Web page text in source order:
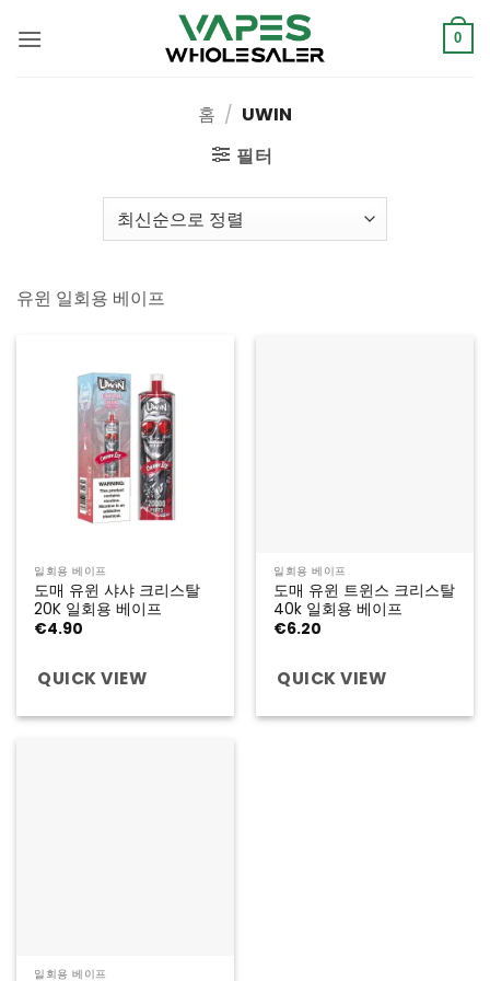
0
홈 / UWIN
필터
유윈 일회용 베이프
일회용 베이프
도매 유윈 샤샤 크리스탈
20K 일회용 베이프
€4.90
QUICK VIEW
일회용 베이프
도매 유윈 트윈스 크리스탈
40k 일회용 베이프
€6.20
QUICK VIEW
일회용 베이프